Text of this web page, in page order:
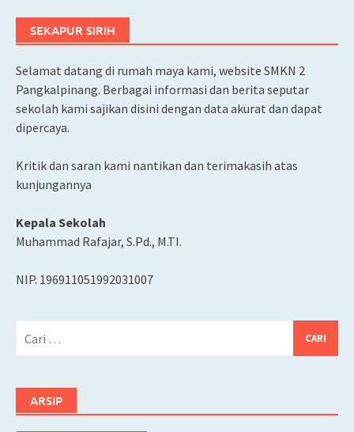
SEKAPUR SIRIH
Selamat datang di rumah maya kami, website SMKN 2
Pangkalpinang. Berbagai informasi dan berita seputar
sekolah kami sajikan disini dengan data akurat dan dapat
dipercaya.
Kritik dan saran kami nantikan dan terimakasih atas
kunjungannya
Kepala Sekolah
Muhammad Rafajar, S.Pd., M.TI.
NIP. 196911051992031007
ARSIP